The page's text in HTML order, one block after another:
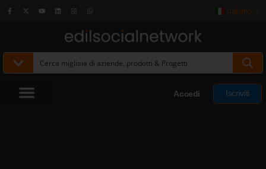
Italiano
Accedi Iscriviti